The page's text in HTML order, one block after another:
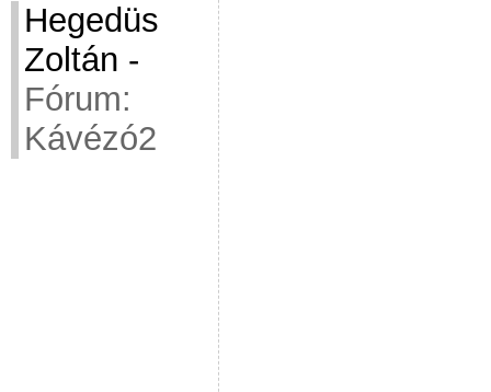
Hegedüs
Zoltán -
Fórum:
Kávézó2